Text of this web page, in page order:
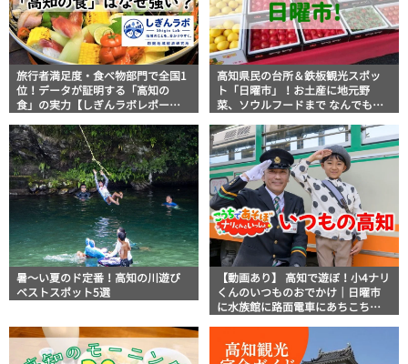
旅行者満足度・食べ物部門で全国1
位！データが証明する「高知の
食」の実力【しぎんラボレポー
高知県民の台所＆鉄板観光スポッ
ト「日曜市」！お土産に地元野
菜、ソウルフードまで なんでもそ
説！
暑～い夏のド定番！高知の川遊び
ベストスポット5選
【動画あり】 高知で遊ぼ！小4ナリ
くんのいつものおでかけ｜日曜市
に水族館に路面電車にあちこち巡